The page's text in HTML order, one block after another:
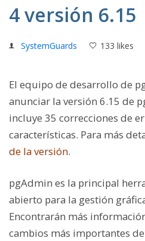
4 versión 6.15
SystemGuards 133 likes
El equipo de desarrollo de
anunciar la versión 6.15 de
incluye 35 correcciones de
características. Para más
de la versión.
pgAdmin es la principal
abierto para la gestión
Encontrarán más
cambios más importantes